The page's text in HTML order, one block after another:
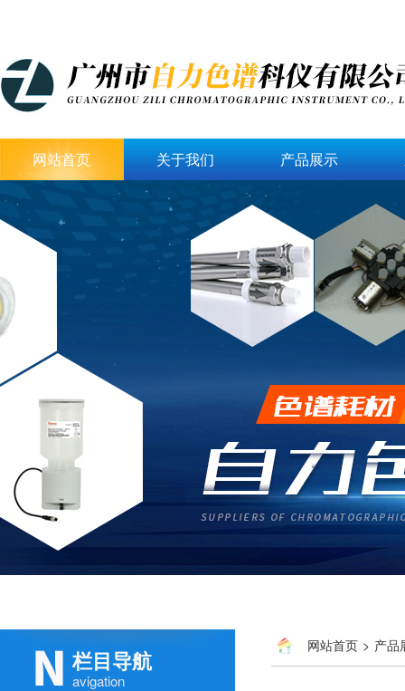
网站首页 关于我们 产品展示
栏目导航
avigation
网站首页 > 产品